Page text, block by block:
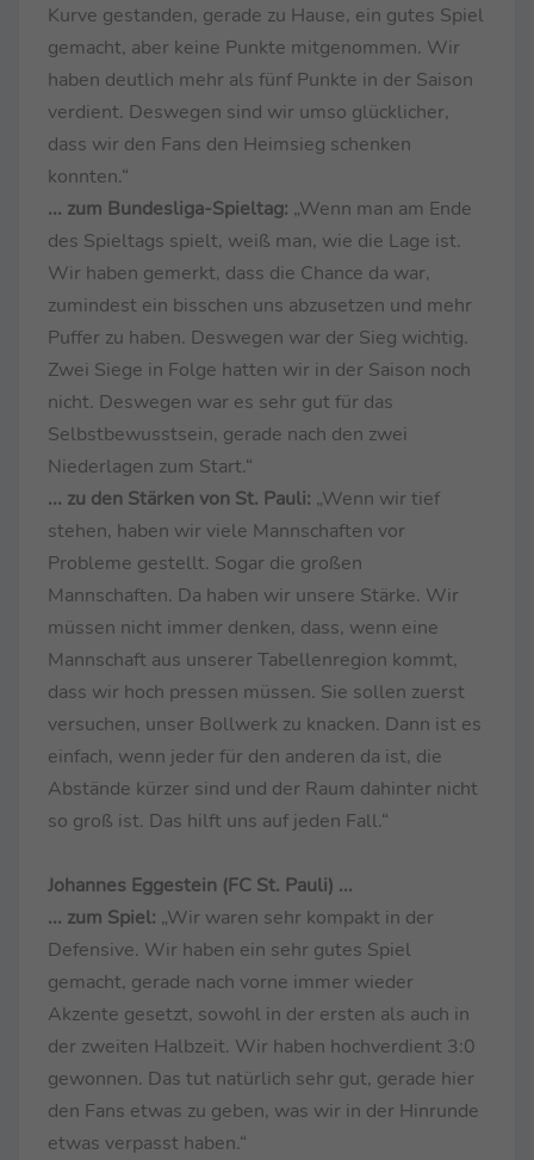
Kurve gestanden, gerade zu Hause, ein gutes Spiel
gemacht, aber keine Punkte mitgenommen. Wir
haben deutlich mehr als fünf Punkte in der Saison
verdient. Deswegen sind wir umso glücklicher,
dass wir den Fans den Heimsieg schenken
konnten.“
... zum Bundesliga-Spieltag: „Wenn man am Ende
des Spieltags spielt, weiß man, wie die Lage ist.
Wir haben gemerkt, dass die Chance da war,
zumindest ein bisschen uns abzusetzen und mehr
Puffer zu haben. Deswegen war der Sieg wichtig.
Zwei Siege in Folge hatten wir in der Saison noch
nicht. Deswegen war es sehr gut für das
Selbstbewusstsein, gerade nach den zwei
Niederlagen zum Start.“
... zu den Stärken von St. Pauli: „Wenn wir tief
stehen, haben wir viele Mannschaften vor
Probleme gestellt. Sogar die großen
Mannschaften. Da haben wir unsere Stärke. Wir
müssen nicht immer denken, dass, wenn eine
Mannschaft aus unserer Tabellenregion kommt,
dass wir hoch pressen müssen. Sie sollen zuerst
versuchen, unser Bollwerk zu knacken. Dann ist es
einfach, wenn jeder für den anderen da ist, die
Abstände kürzer sind und der Raum dahinter nicht
so groß ist. Das hilft uns auf jeden Fall.“
Johannes Eggestein (FC St. Pauli) ...
... zum Spiel: „Wir waren sehr kompakt in der
Defensive. Wir haben ein sehr gutes Spiel
gemacht, gerade nach vorne immer wieder
Akzente gesetzt, sowohl in der ersten als auch in
der zweiten Halbzeit. Wir haben hochverdient 3:0
gewonnen. Das tut natürlich sehr gut, gerade hier
den Fans etwas zu geben, was wir in der Hinrunde
etwas verpasst haben.“